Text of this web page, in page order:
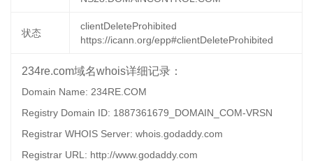
状态
clientDeleteProhibited
https://icann.org/epp#clientDeleteProhibited
234re.com域名whois详细记录：
Domain Name: 234RE.COM
Registry Domain ID: 1887361679_DOMAIN_COM-VRSN
Registrar WHOIS Server: whois.godaddy.com
Registrar URL: http://www.godaddy.com